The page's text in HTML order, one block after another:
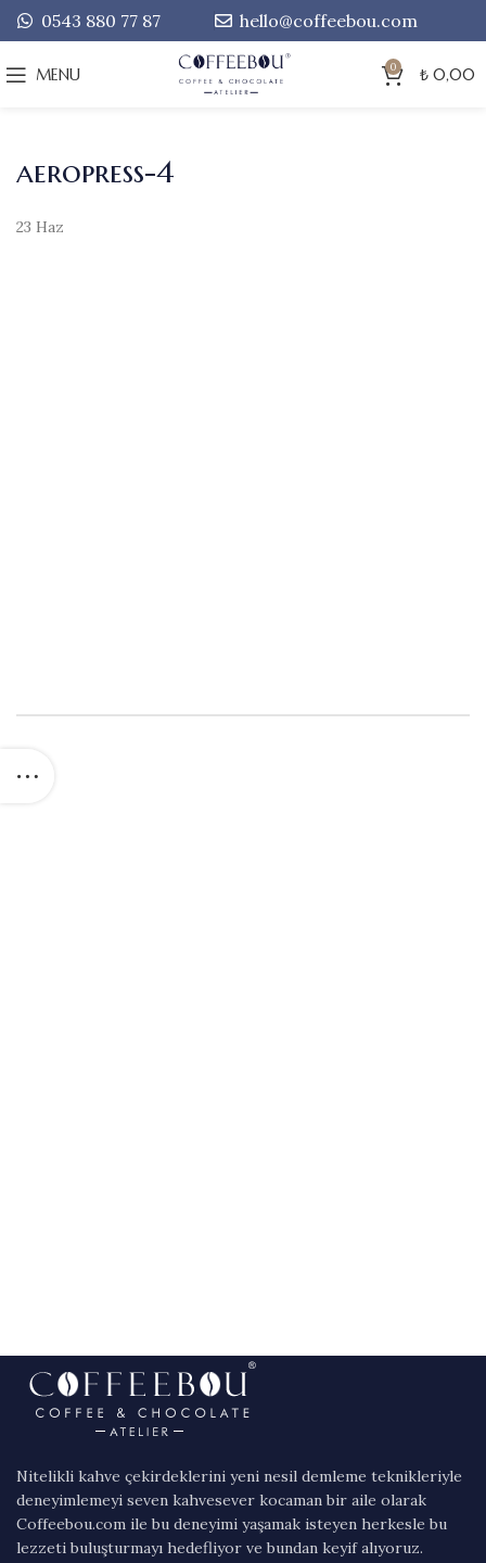
0543 880 77 87 hello@coffeebou.com
MENU 0 ₺ 0,00
aeropress-4
23 Haz
Nitelikli kahve çekirdeklerini yeni nesil demleme teknikleriyle
deneyimlemeyi seven kahvesever kocaman bir aile olarak
Coffeebou.com ile bu deneyimi yaşamak isteyen herkesle bu
lezzeti buluşturmayı hedefliyor ve bundan keyif alıyoruz.